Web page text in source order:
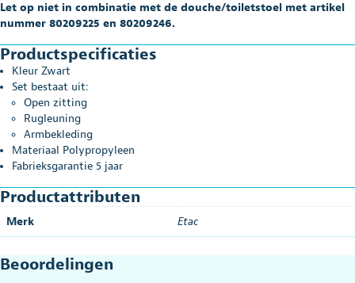
Let op niet in combinatie met de douche/toiletstoel met artikel
nummer 80209225 en 80209246.
Productspecificaties
Kleur Zwart
Set bestaat uit:
Open zitting
Rugleuning
Armbekleding
Materiaal Polypropyleen
Fabrieksgarantie 5 jaar
Productattributen
Merk Etac
Beoordelingen